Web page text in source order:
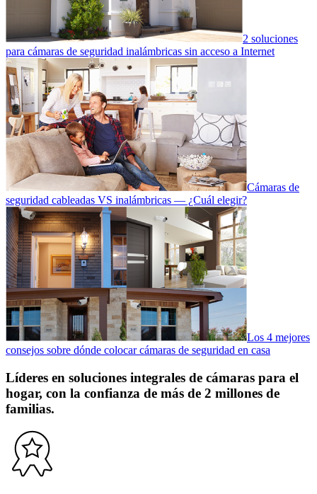
2 soluciones
para cámaras de seguridad inalámbricas sin acceso a Internet
Cámaras de
seguridad cableadas VS inalámbricas — ¿Cuál elegir?
Los 4 mejores
consejos sobre dónde colocar cámaras de seguridad en casa
Líderes en soluciones integrales de cámaras para el
hogar, con la confianza de más de 2 millones de
familias.